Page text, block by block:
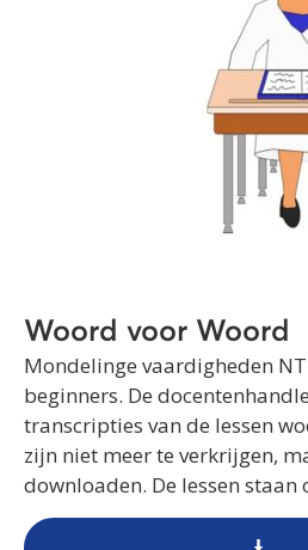
Woord voor Woord
Mondelinge vaardigheden
beginners. De
transcripties van de lessen
zijn niet meer te verkrijgen,
downloaden. De lessen staan